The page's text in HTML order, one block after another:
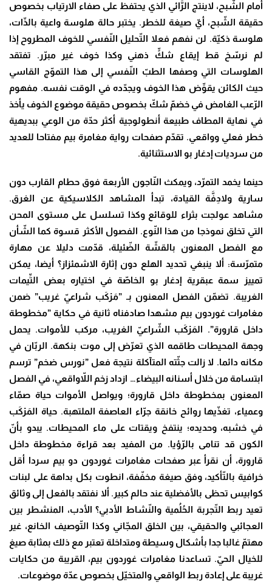
أمام الشّبح، لاينتج الرَّائي الذي يحتفظ على صفاء الارتياب بخصوص
حقيقة الشّبح، أيّ صيغة للخطر. يختبر حالة هلوسة واعية بالذّات،
هلوسة ذكيّة. لن نفهم فعلا التّحليل النّفسي للخوف المطروح إذا
لم نرسّخ قط إيقاع شكٍّ ذهني وكذا خوف غير مبرّر. تفتقد
الهلوسات التي وصفها الطبّ النّفسي إلى هذا التموّج القاسي
حيث الكائن يقوِّض هذا الخوف ويجدّده في الوقت نفسه. مفهوم
الرّعب الغامض في خضمّ شكّ بخصوص حقيقة موضوع الخوف يأخذ
في نهاية المطاف طبيعة أنطولوجية أكثر حدّة من الوعي ببديهية
خطر فعلي وواقعي. تقدّم صفحات رواية مغامرة بيم مفتاحا للعديد
من سرديات إدغار بو الاستثنائية.
حينما يخمد التمرّد، ويمكث النّاجون الأربعة فوق حطام القارب دون
سارية ولادِفَّة القيادة، تبدأ المشاهد الكلاسيكية عن الغرق.
مشاهد عولجت بثراء للوقائع وكذا تسلسل على مستوى المحن
التي تخلق نموذجا من هذا النّوع. الفصول الأكثر قسوة كما الشّأن
مع الفصل المعنون بالقشّة الضّئيلة، قدّمت دليلا عن مهارة
متمرّسة: ألا ينبغي تحديد الهلع دون إثارة الاشمئزاز؟ أيضا، يمكن
تمييز سمة عبقرية إدغار بو الخاصّة في اختياره بعض التِّيمات
الغريبة. تضمّن الفصل المعنون بـ ”مَرْكَب شراعيّ غريب” ضمن
مغامرات غوردون بيم مشهدا صادفناه ثانية في حكاية ”مخطوطة
داخل قارورة”. المَرْكَب الشّراعيّ الغريب، مركب للأموات. يحمل
وجهة المحيطات طاقمه الذي تعرّض إلى موت بنكهة. الربّان في
مكانه دائما. لا زالت جثّته المتآكلة نتيجة فعل ”نورس ضخم” ترسم
ابتسامة من خلال أسنانه البيضاء… ازداد زخم اللاّواقعي، في الفصل
المعنون بمخطوطة داخل قارورة؛ ويواصل الأموات حياة صمّاء
وعمياء، تغذّيها روائح خانقة جرّاء العاصفة الملتهبة. حياة المَرْكَب
في خشبه، وحديده؛ ينتفخ ويقتات على ماء المحيطات. يبدو بأنّ
الكون قد تنامى بالرّؤيا. من المفيد بعد قراءة مخطوطة داخل
قارورة، أن نقرأ عبر صفحات مغامرات غوردون دو بيم سردا أقل
خرافية بالتّأكيد، وفق صيغة مخفّفة، انطوت بكل بداهة على لبنات
كوابيس تحظى بالأفضلية عند حالم كبير. ألا نفتقد بالفعل إلى وثائق
تعيد ربط التّجربة الحُلُمية والنّشاط الأدبي؟ الأدب، المنشطر بين
العجائبي والحقيقي، بين الخلق المجّاني وكذا التّوصيف الخانع، غير
مهتمّ غالبا جدا بأشكال وسيطة ومتداخلة تعتبر مع ذلك بمثابة صيغ
للخيال الحيّ. تساعدنا مغامرات غوردون بيم، القريبة من حكايات
غريبة على إعادة ربط الواقعي والمتخيّل بخصوص عدّة موضوعات.